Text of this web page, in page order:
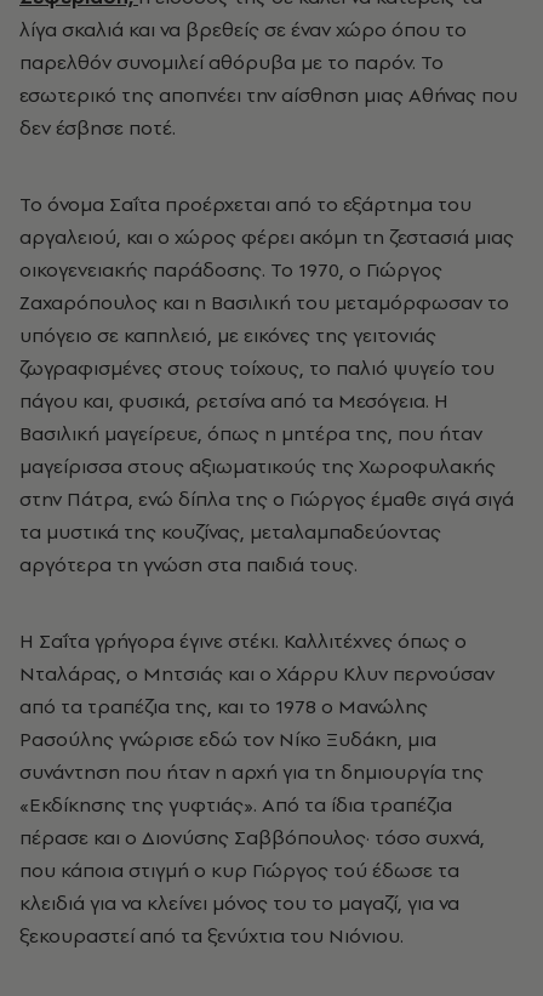
λίγα σκαλιά και να βρεθείς σε έναν χώρο όπου το
παρελθόν συνομιλεί αθόρυβα με το παρόν. Το
εσωτερικό της αποπνέει την αίσθηση μιας Αθήνας που
δεν έσβησε ποτέ.
Το όνομα Σαΐτα προέρχεται από το εξάρτημα του
αργαλειού, και ο χώρος φέρει ακόμη τη ζεστασιά μιας
οικογενειακής παράδοσης. Το 1970, ο Γιώργος
Ζαχαρόπουλος και η Βασιλική του μεταμόρφωσαν το
υπόγειο σε καπηλειό, με εικόνες της γειτονιάς
ζωγραφισμένες στους τοίχους, το παλιό ψυγείο του
πάγου και, φυσικά, ρετσίνα από τα Μεσόγεια. Η
Βασιλική μαγείρευε, όπως η μητέρα της, που ήταν
μαγείρισσα στους αξιωματικούς της Χωροφυλακής
στην Πάτρα, ενώ δίπλα της ο Γιώργος έμαθε σιγά σιγά
τα μυστικά της κουζίνας, μεταλαμπαδεύοντας
αργότερα τη γνώση στα παιδιά τους.
Η Σαΐτα γρήγορα έγινε στέκι. Καλλιτέχνες όπως ο
Νταλάρας, ο Μητσιάς και ο Χάρρυ Κλυν περνούσαν
από τα τραπέζια της, και το 1978 ο Μανώλης
Ρασούλης γνώρισε εδώ τον Νίκο Ξυδάκη, μια
συνάντηση που ήταν η αρχή για τη δημιουργία της
«Εκδίκησης της γυφτιάς». Από τα ίδια τραπέζια
πέρασε και ο Διονύσης Σαββόπουλος· τόσο συχνά,
που κάποια στιγμή ο κυρ Γιώργος τού έδωσε τα
κλειδιά για να κλείνει μόνος του το μαγαζί, για να
ξεκουραστεί από τα ξενύχτια του Νιόνιου.